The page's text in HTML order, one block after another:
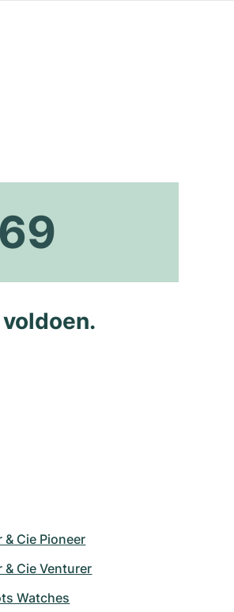
& Cie Pioneer
& Cie Venturer
Watches